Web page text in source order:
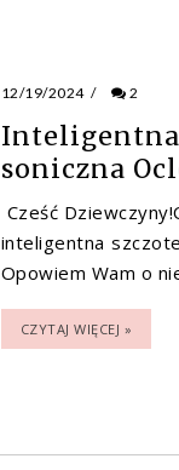
12/19/2024 / 2
Inteligentna
soniczna
Cześć
inteligentna
Opowiem Wam o
CZYTAJ WIĘCEJ »